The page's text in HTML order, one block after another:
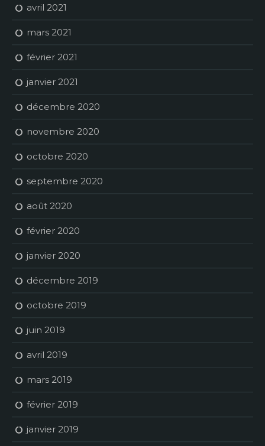
avril 2021
mars 2021
février 2021
janvier 2021
décembre 2020
novembre 2020
octobre 2020
septembre 2020
août 2020
février 2020
janvier 2020
décembre 2019
octobre 2019
juin 2019
avril 2019
mars 2019
février 2019
janvier 2019